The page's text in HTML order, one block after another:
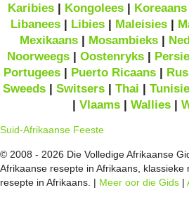
Karibies | Kongolees | Koreaans
Libanees| Libies| Maleisies|
Mexikaans| Mosambieks|
Noorweegs | Oostenryks |
Portugees | Puerto Ricaans |
Sweeds| Switsers| Thai |
| Vlaams| Wallies|
Suid-Afrikaanse Feeste
© 2008 - 2026 Die Volledige Afrikaanse
Afrikaanse resepte in Afrikaans, klassieke
resepte in Afrikaans. | Meer oor die Gids |